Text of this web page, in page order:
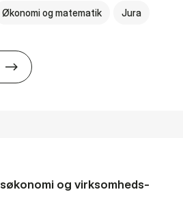
Økonomi og matematik Jura
HA(jur.) - erhvervs­økonomi og
og virksomheds­